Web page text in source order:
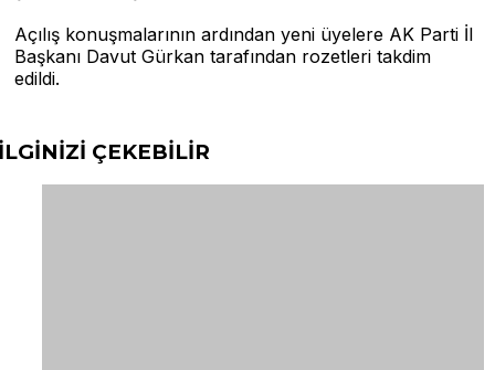
Açılış konuşmalarının ardından yeni üyelere AK Parti İl
Başkanı Davut Gürkan tarafından rozetleri takdim
edildi.
ÇEKEBİLİR